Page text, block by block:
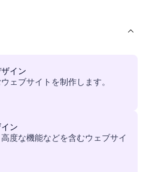
イン
ェブサイトを制作します。
ン
度な機能などを含むウェブサイ